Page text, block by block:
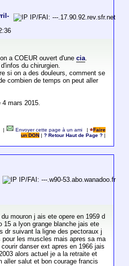
IP/FAI: ---.17.90.92.rev.sfr.net
a COEUR ouvert d'une cia.
du chirurgien.
si on a des douleurs, comment se
combien de temps on peut aller
4 mars 2015.
Envoyer cette page à un ami |
Faire
un DON
|? Retour Haut de Page ?
IP/FAI: ---.w90-53.abo.wanadoo.fr
mouron j ais ete opere en 1959 d
a lyon grange blanche jais ete
dr suivant la ligne des pectoraux j
les muscles mais apres sa ma
danser ext apres en 1966 jais
alors actuel je a la retraite et
aller salut et bon courage francis